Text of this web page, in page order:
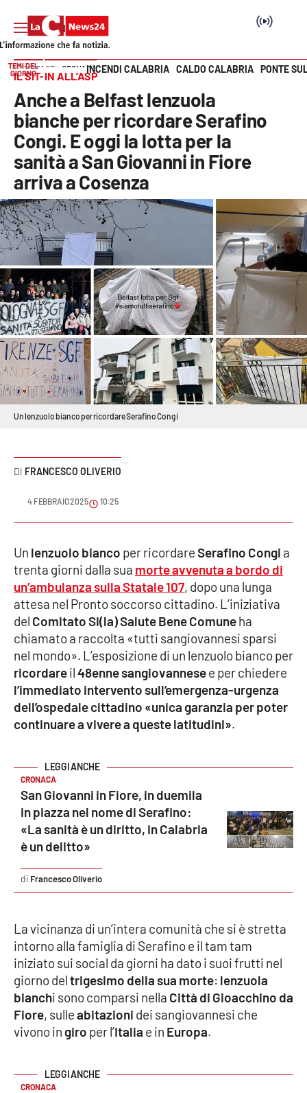
SEZIONI
Cronaca
Politica
Attualità
Economia e lavoro
Italia Mondo
Sanità
Sport
Cultura
Podcast
Meteo
Ambiente
Cronaca
Cultura
Economia e Lavoro
Politica
Società
Sport
RUBRICHE
Parchi Marini Calabria
Leggendo Alvaro insieme
Imprese Di Calabria
Le perfidie di Antonella Grippo
Venti di comunicazione
Vai
TEMI DEL
GIORNO
INCENDI CALABRIA CALDO CALABRIA PONTE
HOME PAGE CRONACA
IL SIT-IN ALL’ASP
Anche a Belfast lenzuola
bianche per ricordare Serafino
Congi. E oggi la lotta per la
sanità a San Giovanni in Fiore
arriva a Cosenza
Un lenzuolo bianco per ricordare Serafino Congi
FRANCESCO OLIVERIO
4 FEBBRAIO 2025 10:25
Un lenzuolo bianco per ricordareSerafino Congi a
trenta giorni dalla sua morte avvenuta a bordo di
un’ambulanza sulla Statale 107, dopo una lunga
attesa nel Pronto soccorso cittadino. L’iniziativa
del Comitato Si(la) Salute Bene Comuneha
chiamato a raccolta «tutti sangiovannesi sparsi
nel mondo». L’esposizione di un lenzuolo bianco per
ricordareil48enne sangiovannesee per chiedere
l’immediato intervento sull’emergenza-urgenza
dell’ospedale cittadino «unica garanzia per poter
continuare a vivere a queste latitudini».
CRONACA
San Giovanni in Fiore, in duemila
in piazza nel nome di Serafino:
«La sanità è un diritto, in Calabria
è un delitto»
Francesco Oliverio
La vicinanza di un’intera comunità che si è stretta
intorno alla famiglia di Serafino e il tam tam
iniziato sui social da giorni ha dato i suoi frutti nel
giorno deltrigesimo della sua morte: lenzuola
bianchi sono comparsi nella Città di Gioacchino da
Fiore, sulleabitazioni dei sangiovannesi che
vivono in giro per l’Italia e in Europa.
CRONACA